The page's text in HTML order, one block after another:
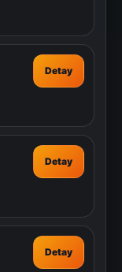
Detay
Detay
Detay